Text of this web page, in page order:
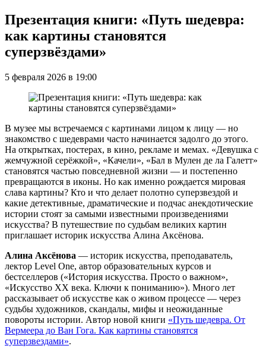
Презентация книги: «Путь шедевра:
как картины становятся
суперзвёздами»
5 февраля 2026 в 19:00
В музее мы встречаемся с картинами лицом к лицу — но
знакомство с шедеврами часто начинается задолго до этого.
На открытках, постерах, в кино, рекламе и мемах. «Девушка с
жемчужной серёжкой», «Качели», «Бал в Мулен де ла Галетт»
становятся частью повседневной жизни — и постепенно
превращаются в иконы. Но как именно рождается мировая
слава картины? Кто и что делает полотно суперзвездой и
какие детективные, драматические и подчас анекдотические
истории стоят за самыми известными произведениями
искусства? В путешествие по судьбам великих картин
приглашает историк искусства Алина Аксёнова.
Алина Аксёнова — историк искусства, преподаватель,
лектор Level One, автор образовательных курсов и
бестселлеров («История искусства. Просто о важном»,
«Искусство XX века. Ключи к пониманию»). Много лет
рассказывает об искусстве как о живом процессе — через
судьбы художников, скандалы, мифы и неожиданные
повороты истории. Автор новой книги «Путь шедевра. От
Вермеера до Ван Гога. Как картины становятся
суперзвездами».